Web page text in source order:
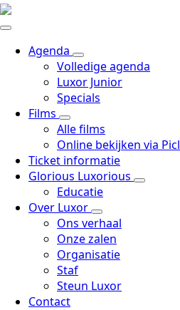
Agenda
Volledige agenda
Luxor Junior
Specials
Films
Alle films
Online bekijken via Picl
Ticket informatie
Glorious Luxorious
Educatie
Over Luxor
Ons verhaal
Onze zalen
Organisatie
Staf
Steun Luxor
Contact